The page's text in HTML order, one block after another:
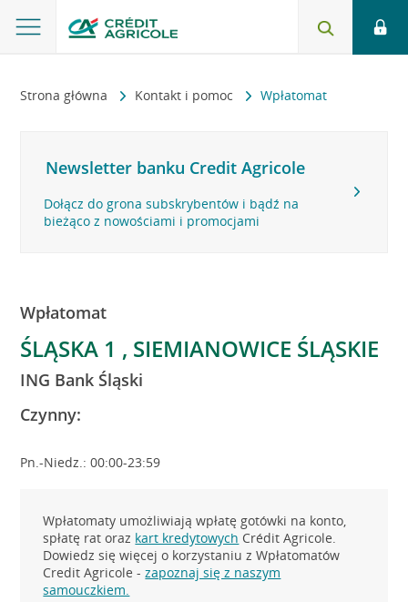
Strona główna Kontakt i pomoc Wpłatomat
Newsletter banku Credit Agricole
Dołącz do grona subskrybentów i bądź na
bieżąco z nowościami i promocjami
Wpłatomat
ŚLĄSKA 1 , SIEMIANOWICE ŚLĄSKIE
ING Bank Śląski
Czynny:
Pn.-Niedz.: 00:00-23:59
Wpłatomaty umożliwiają wpłatę gotówki na konto,
spłatę rat oraz kart kredytowych Crédit Agricole.
Dowiedz się więcej o korzystaniu z Wpłatomatów
Credit Agricole -zapoznaj się z naszym
samouczkiem.